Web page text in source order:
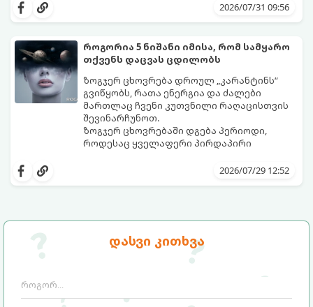
დასვი კითხვა
ზოდიაქოს 4 ნიშანს ფინანსური წარმატების
შორის, ვისაც აგვისტოში ფინანსური
2026/07/31 09:56
როგორია 5 ნიშანი იმისა, რომ სამყარო
თქვენს დაცვას ცდილობს
ზოგჯერ ცხოვრება დროულ „კარანტინს“
გვიწყობს, რათა ენერგია და ძალები
მართლაც ჩვენი კუთვნილი რაღაცისთვის
შევინარჩუნოთ.
ზოგჯერ ცხოვრებაში დგება პერიოდი,
როდესაც ყველაფერი პირდაპირი
იშლება მნიშვნელოვანი გარიგებები,
ასეთ მომენტებში ადვილია
ეზოთერიკასა და ფსიქოლოგიაში ეს
ფენომენი ხშირად სხვანაირად
მომხდარი მარცხი სასჯელი კი არა,
სამყაროს მცდელობაა:
2026/07/29 12:52